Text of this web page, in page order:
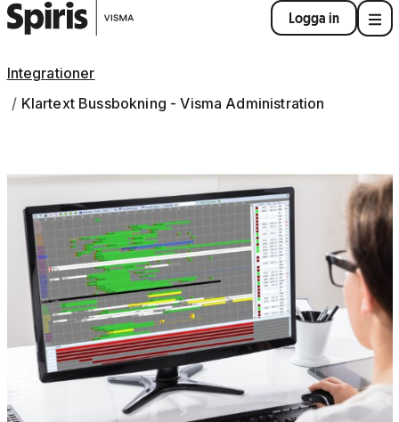
Logga in
Integrationer
Klartext Bussbokning - Visma Administration